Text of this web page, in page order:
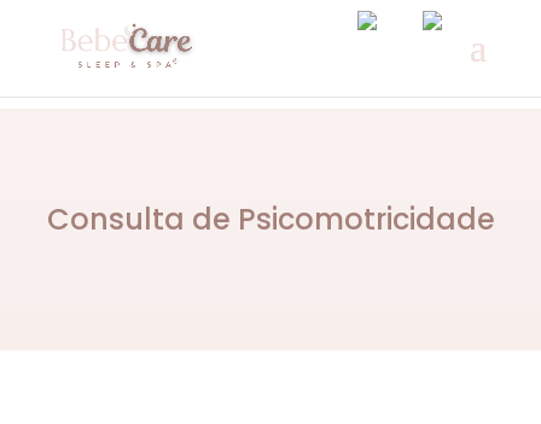
Consulta de Psicomotricidade